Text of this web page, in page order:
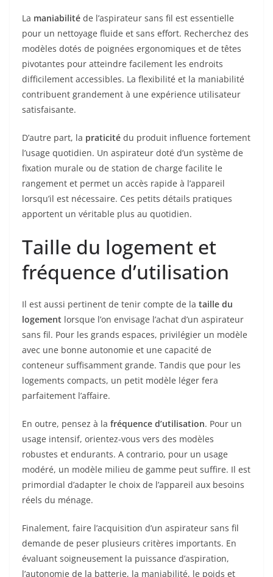
La maniabilité de l’aspirateur sans fil est essentielle
pour un nettoyage fluide et sans effort. Recherchez des
modèles dotés de poignées ergonomiques et de têtes
pivotantes pour atteindre facilement les endroits
difficilement accessibles. La flexibilité et la maniabilité
contribuent grandement à une expérience utilisateur
satisfaisante.
D’autre part, la praticité du produit influence fortement
l’usage quotidien. Un aspirateur doté d’un système de
fixation murale ou de station de charge facilite le
rangement et permet un accès rapide à l’appareil
lorsqu’il est nécessaire. Ces petits détails pratiques
apportent un véritable plus au quotidien.
Taille du logement et
fréquence d’utilisation
Il est aussi pertinent de tenir compte de la taille du
logement lorsque l’on envisage l’achat d’un aspirateur
sans fil. Pour les grands espaces, privilégier un modèle
avec une bonne autonomie et une capacité de
conteneur suffisamment grande. Tandis que pour les
logements compacts, un petit modèle léger fera
parfaitement l’affaire.
En outre, pensez à la fréquence d’utilisation. Pour un
usage intensif, orientez-vous vers des modèles
robustes et endurants. A contrario, pour un usage
modéré, un modèle milieu de gamme peut suffire. Il est
primordial d’adapter le choix de l’appareil aux besoins
réels du ménage.
Finalement, faire l’acquisition d’un aspirateur sans fil
demande de peser plusieurs critères importants. En
évaluant soigneusement la puissance d’aspiration,
l’autonomie de la batterie, la maniabilité, le poids et